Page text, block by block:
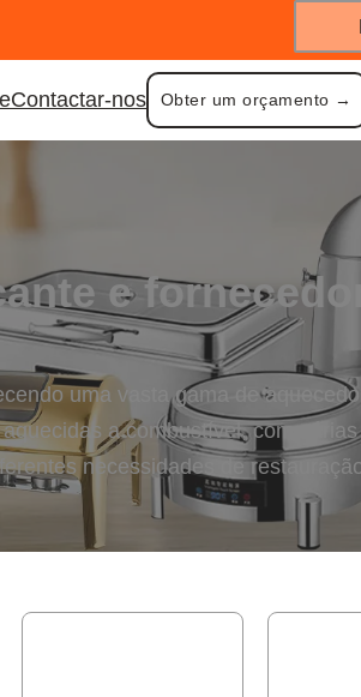
Contactar-nos Obter um orçamento →
e
uma vasta gama de
a combustível, com
necessidades de